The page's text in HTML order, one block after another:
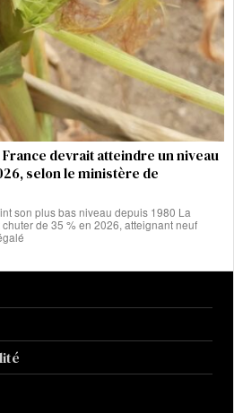
devrait atteindre un niveau
selon le ministère de
son plus bas niveau depuis 1980 La
de 35 % en 2026, atteignant neuf